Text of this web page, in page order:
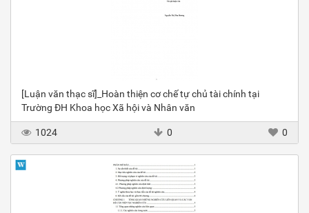
[Luận văn thạc sĩ]_Hoàn thiện cơ chế tự chủ tài chính tại
Trường ĐH Khoa học Xã hội và Nhân văn
1024 0 0